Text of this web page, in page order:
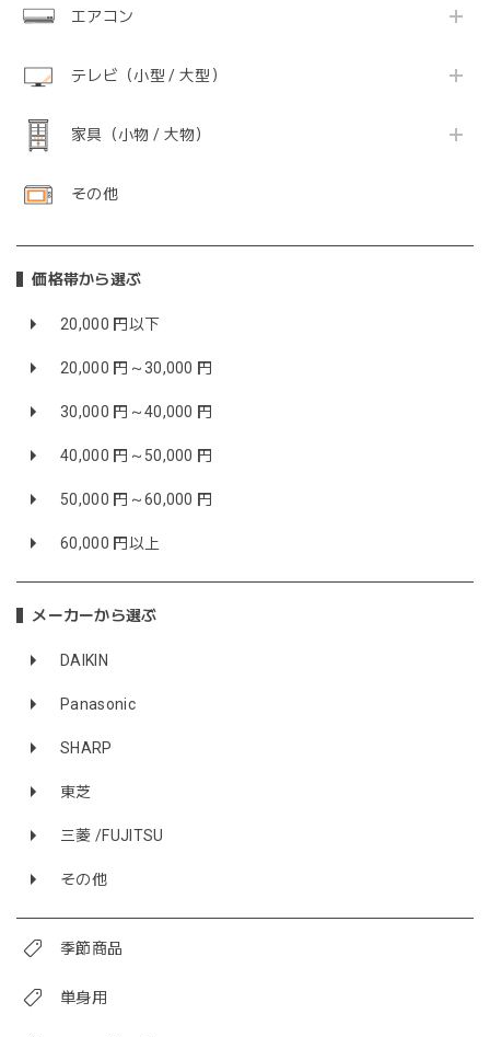
エアコン
テレビ（小型 / 大型）
家具（小物 / 大物）
その他
価格帯から選ぶ
20,000 円以下
20,000 円～30,000 円
30,000 円～40,000 円
40,000 円～50,000 円
50,000 円～60,000 円
60,000 円以上
メーカーから選ぶ
DAIKIN
Panasonic
SHARP
東芝
三菱 /FUJITSU
その他
季節商品
単身用